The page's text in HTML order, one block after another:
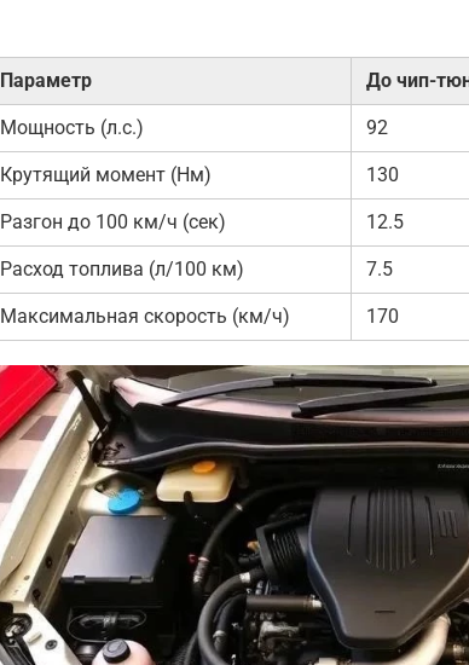
Параметр До чип-
Мощность (л.с.) 92
Крутящий момент (Нм) 130
Разгон до 100 км/ч (сек) 12.5
Расход топлива (л/100 км) 7.5
Максимальная скорость (км/ч) 170